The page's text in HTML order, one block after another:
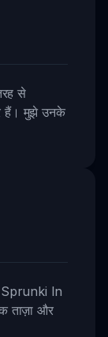
से
हैं। मुझे उनके
In
ताज़ा और